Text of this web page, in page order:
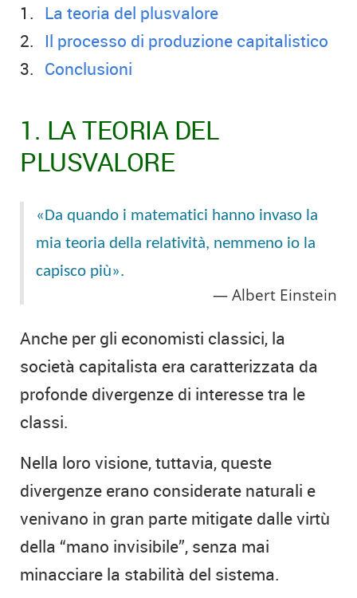
La teoria del plusvalore
Il processo di produzione capitalistico
Conclusioni
1. LA TEORIA DEL
PLUSVALORE
«Da quando i matematici hanno invaso la
mia teoria della relatività, nemmeno io la
capisco più».
Albert Einstein
Anche per gli economisti classici, la
società capitalista era caratterizzata da
profonde divergenze di interesse tra le
classi.
Nella loro visione, tuttavia, queste
divergenze erano considerate naturali e
venivano in gran parte mitigate dalle virtù
della “mano invisibile”, senza mai
minacciare la stabilità del sistema.